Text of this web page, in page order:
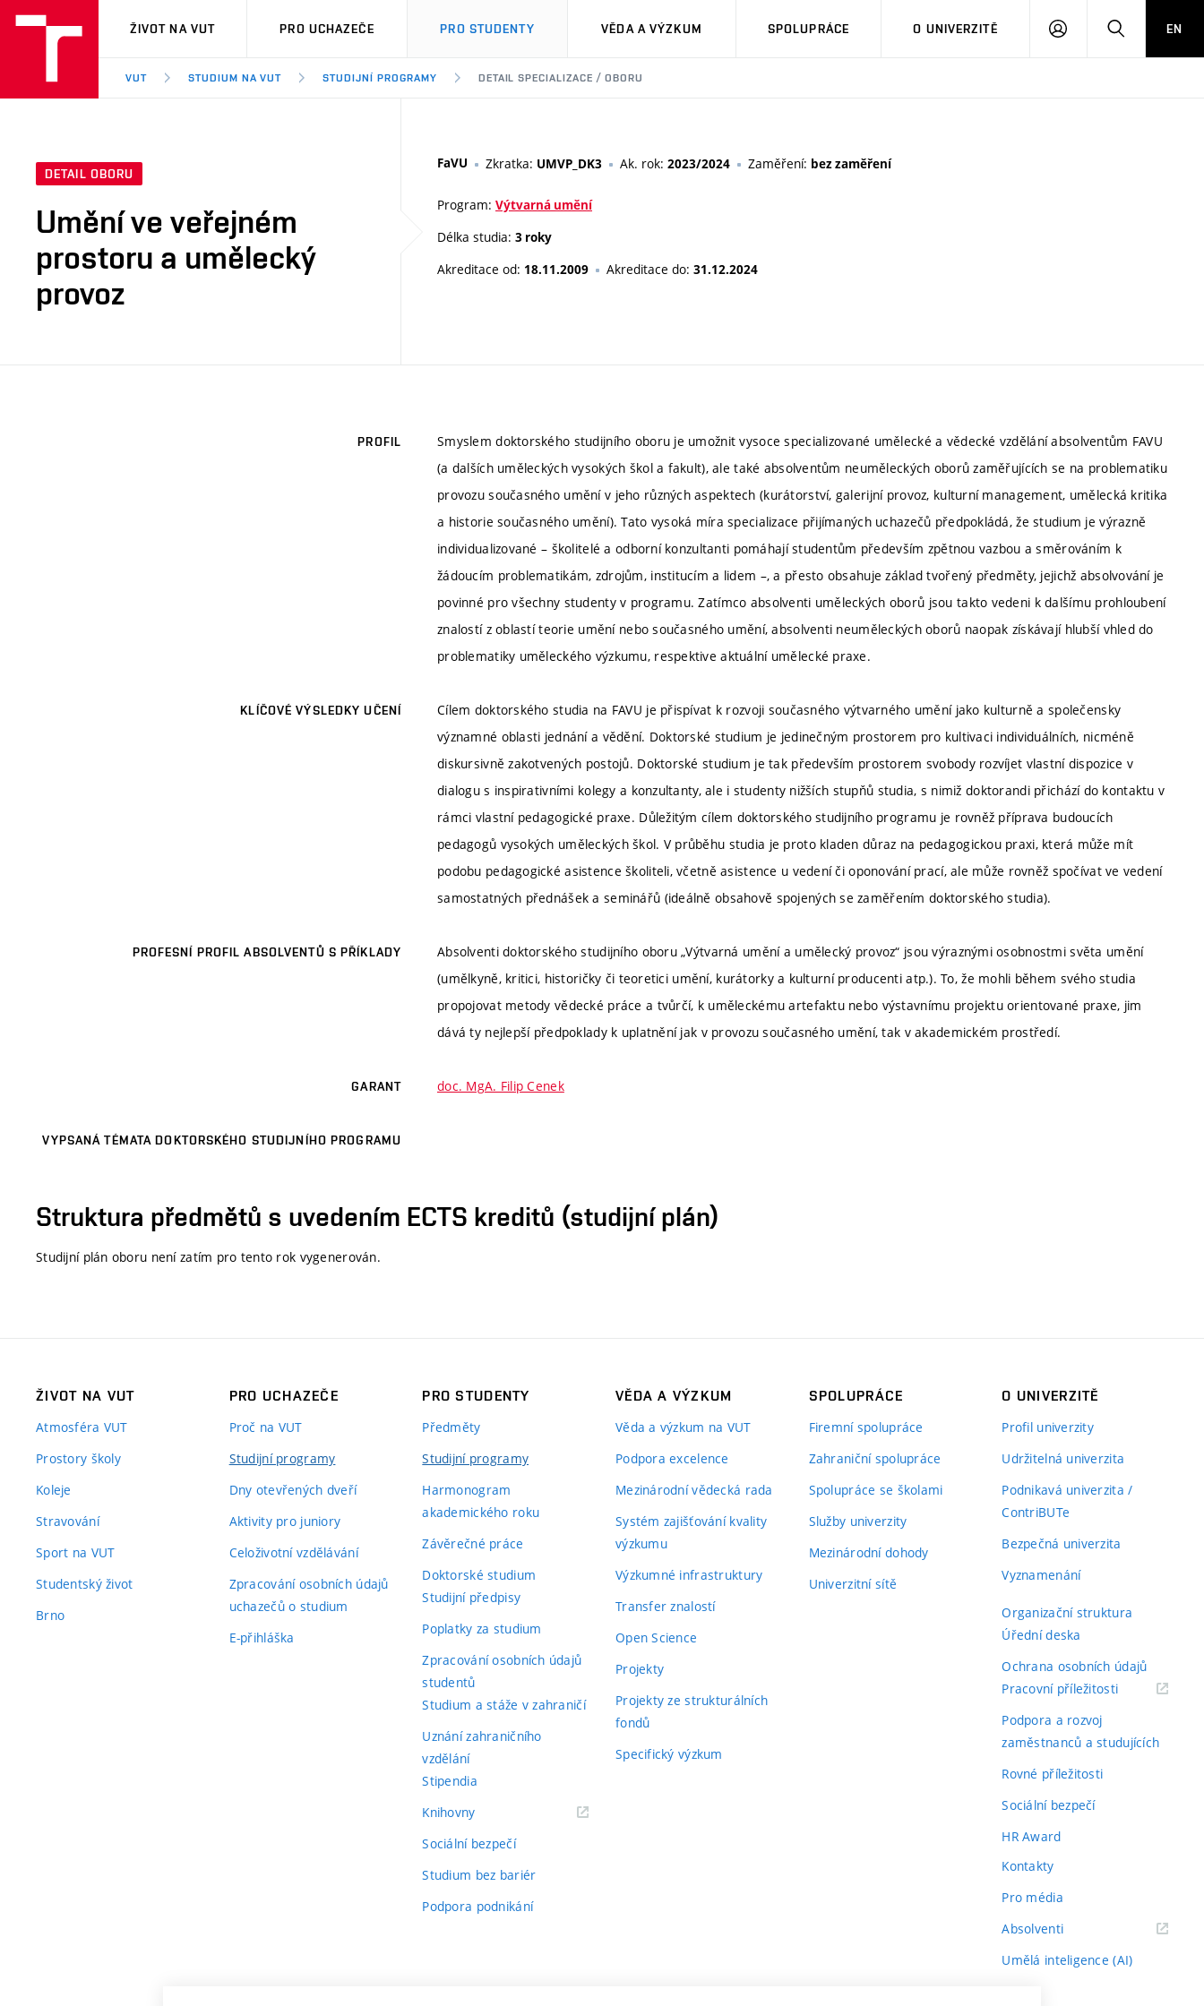
VUT
ŽIVOT NA VUT PRO UCHAZEČE PRO STUDENTY VĚDA A VÝZKUM SPOLUPRÁCE O UNIVERZITĚ
PŘIHLÁSIT HLEDATEN
VUT STUDIUM NA VUT STUDIJNÍ PROGRAMY DETAIL SPECIALIZACE / OBORU
DETAIL OBORU
Umění ve veřejném
prostoru a umělecký
provoz
FaVU Zkratka: UMVP_DK3 Ak. rok: 2023/2024 Zaměření: bez zaměření
Program: Výtvarná umění
Délka studia: 3 roky
Akreditace od: 18.11.2009 Akreditace do: 31.12.2024
PROFIL
Smyslem doktorského studijního oboru je umožnit vysoce specializované umělecké a vědecké vzdělání absolventům FAVU
(a dalších uměleckých vysokých škol a fakult), ale také absolventům neuměleckých oborů zaměřujících se na problematiku
provozu současného umění v jeho různých aspektech (kurátorství, galerijní provoz, kulturní management, umělecká kritika
a historie současného umění). Tato vysoká míra specializace přijímaných uchazečů předpokládá, že studium je výrazně
individualizované – školitelé a odborní konzultanti pomáhají studentům především zpětnou vazbou a směrováním k
žádoucím problematikám, zdrojům, institucím a lidem –, a přesto obsahuje základ tvořený předměty, jejichž absolvování je
povinné pro všechny studenty v programu. Zatímco absolventi uměleckých oborů jsou takto vedeni k dalšímu prohloubení
znalostí z oblastí teorie umění nebo současného umění, absolventi neuměleckých oborů naopak získávají hlubší vhled do
problematiky uměleckého výzkumu, respektive aktuální umělecké praxe.
KLÍČOVÉ VÝSLEDKY UČENÍ
Cílem doktorského studia na FAVU je přispívat k rozvoji současného výtvarného umění jako kulturně a společensky
významné oblasti jednání a vědění. Doktorské studium je jedinečným prostorem pro kultivaci individuálních, nicméně
diskursivně zakotvených postojů. Doktorské studium je tak především prostorem svobody rozvíjet vlastní dispozice v
dialogu s inspirativními kolegy a konzultanty, ale i studenty nižších stupňů studia, s nimiž doktorandi přichází do kontaktu v
rámci vlastní pedagogické praxe. Důležitým cílem doktorského studijního programu je rovněž příprava budoucích
pedagogů vysokých uměleckých škol. V průběhu studia je proto kladen důraz na pedagogickou praxi, která může mít
podobu pedagogické asistence školiteli, včetně asistence u vedení či oponování prací, ale může rovněž spočívat ve vedení
samostatných přednášek a seminářů (ideálně obsahově spojených se zaměřením doktorského studia).
PROFESNÍ PROFIL ABSOLVENTŮ S PŘÍKLADY
Absolventi doktorského studijního oboru „Výtvarná umění a umělecký provoz“ jsou výraznými osobnostmi světa umění
(umělkyně, kritici, historičky či teoretici umění, kurátorky a kulturní producenti atp.). To, že mohli během svého studia
propojovat metody vědecké práce a tvůrčí, k uměleckému artefaktu nebo výstavnímu projektu orientované praxe, jim
dává ty nejlepší předpoklady k uplatnění jak v provozu současného umění, tak v akademickém prostředí.
GARANT doc. MgA. Filip Cenek
VYPSANÁ TÉMATA DOKTORSKÉHO STUDIJNÍHO PROGRAMU
Struktura předmětů s uvedením ECTS kreditů (studijní plán)
Studijní plán oboru není zatím pro tento rok vygenerován.
ŽIVOT NA VUT
Atmosféra VUT
Prostory školy
Koleje
Stravování
Sport na VUT
Studentský život
Brno
PRO UCHAZEČE
Proč na VUT
Studijní programy
Dny otevřených dveří
Aktivity pro juniory
Celoživotní vzdělávání
Zpracování osobních údajů
uchazečů o studium
E-přihláška
PRO STUDENTY
Předměty
Studijní programy
Harmonogram
akademického roku
Závěrečné práce
Doktorské studium
Studijní předpisy
Poplatky za studium
Zpracování osobních údajů
studentů
Studium a stáže v zahraničí
Uznání zahraničního
vzdělání
Stipendia
Knihovny(externí
Sociální bezpečí
Studium bez bariér
Podpora podnikání
VĚDA A VÝZKUM
Věda a výzkum na VUT
Podpora excelence
Mezinárodní vědecká rada
Systém zajišťování kvality
výzkumu
Výzkumné infrastruktury
Transfer znalostí
Open Science
Projekty
Projekty ze strukturálních
fondů
Specifický výzkum
SPOLUPRÁCE
Firemní spolupráce
Zahraniční spolupráce
Spolupráce se školami
Služby univerzity
Mezinárodní dohody
Univerzitní sítě
O UNIVERZITĚ
Profil univerzity
Udržitelná univerzita
Podnikavá univerzita /
ContriBUTe
Bezpečná univerzita
Vyznamenání
Organizační struktura
Úřední deska
Ochrana osobních údajů
Pracovní příležitosti(externí
Podpora a rozvoj
zaměstnanců a studujících
Rovné příležitosti
Sociální bezpečí
HR Award
Kontakty
Pro média
Absolventi(externí
Umělá inteligence (AI)